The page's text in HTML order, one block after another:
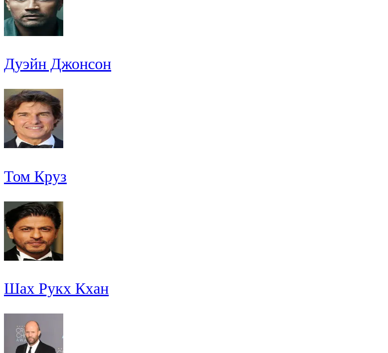
Дуэйн Джонсон
Том Круз
Шах Рукх Кхан